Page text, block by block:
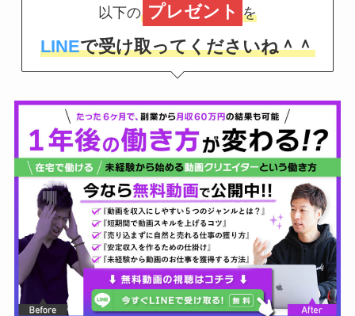
以下の プレゼント を
LINEで受け取ってくださいね＾＾